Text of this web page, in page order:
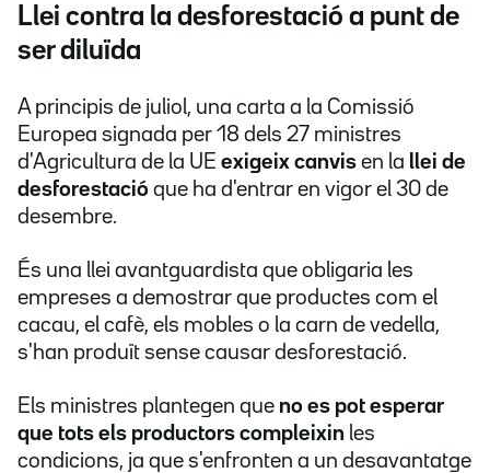
Llei contra la desforestació a punt de
ser diluïda
A principis de juliol, una carta a la Comissió
Europea signada per 18 dels 27 ministres
d'Agricultura de la UE exigeix canvis en la llei de
desforestació que ha d'entrar en vigor el 30 de
desembre.
És una llei avantguardista que obligaria les
empreses a demostrar que productes com el
cacau, el cafè, els mobles o la carn de vedella,
s'han produït sense causar desforestació.
Els ministres plantegen que no es pot esperar
que tots els productors compleixin les
condicions, ja que s'enfronten a un desavantatge